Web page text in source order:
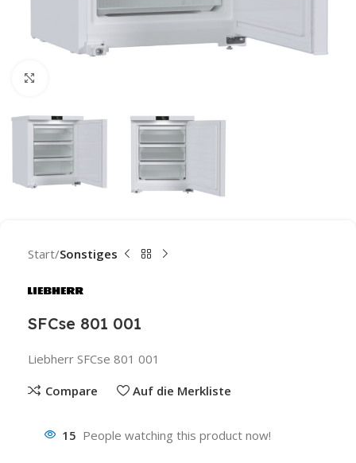
Start Sonstiges
SFCse 801 001
Liebherr SFCse 801 001
Compare
Auf die Merkliste
15 People watching this product now!